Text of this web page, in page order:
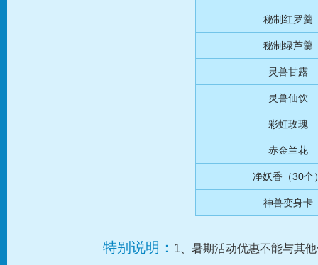
秘制红罗羹
秘制绿芦羹
灵兽甘露
灵兽仙饮
彩虹玫瑰
赤金兰花
净妖香（30个
神兽变身卡
特别说明： 1、暑期活动优惠不能与其